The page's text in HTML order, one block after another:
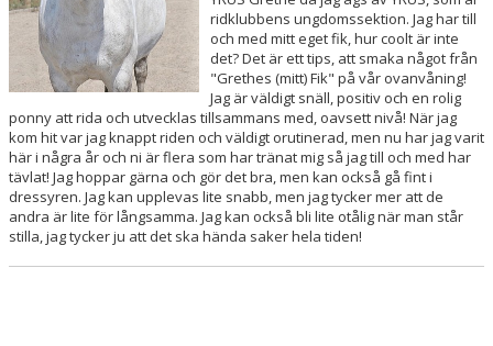
HIDRAS
DEMIR
DIAGO
GINNIS
GRETHE
ridklubbens ungdomssektion. Jag har till
och med mitt eget fik, hur coolt är inte
det? Det är ett tips, att smaka något från
"Grethes (mitt) Fik" på vår ovanvåning!
Jag är väldigt snäll, positiv och en rolig
ponny att rida och utvecklas tillsammans med, oavsett nivå! När jag
kom hit var jag knappt riden och väldigt orutinerad, men nu har jag varit
här i några år och ni är flera som har tränat mig så jag till och med har
tävlat! Jag hoppar gärna och gör det bra, men kan också gå fint i
dressyren. Jag kan upplevas lite snabb, men jag tycker mer att de
andra är lite för långsamma. Jag kan också bli lite otålig när man står
stilla, jag tycker ju att det ska hända saker hela tiden!